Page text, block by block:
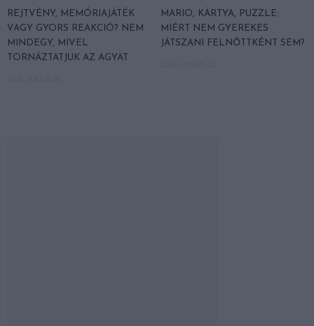
REJTVÉNY, MEMÓRIAJÁTÉK
VAGY GYORS REAKCIÓ? NEM
MINDEGY, MIVEL
TORNÁZTATJUK AZ AGYAT
MARIO, KÁRTYA, PUZZLE:
MIÉRT NEM GYEREKES
JÁTSZANI FELNŐTTKÉNT SEM?